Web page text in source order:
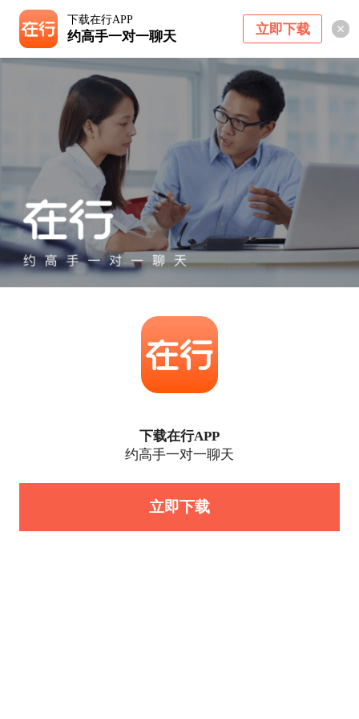
下载在行APP
约高手一对一聊天 立即下载
下载在行APP
约高手一对一聊天
立即下载